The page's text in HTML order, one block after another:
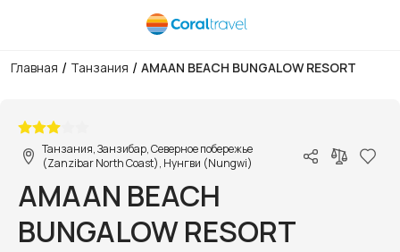
Главная / Танзания / AMAAN BEACH BUNGALOW RESORT
Танзания, Занзибар, Северное побережье
(Zanzibar North Coast), Нунгви (Nungwi)
AMAAN BEACH
BUNGALOW RESORT